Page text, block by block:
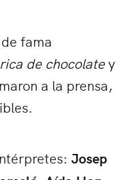
fama
de chocolatey
a la prensa,
Josep